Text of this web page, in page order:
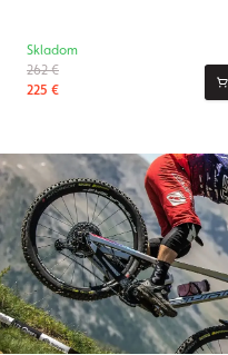
262 €
225 €
Skladom